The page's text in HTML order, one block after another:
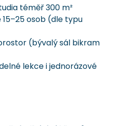
téměř 300 m²
osob (dle typu
(bývalý sál bikram
lekce i jednorázové